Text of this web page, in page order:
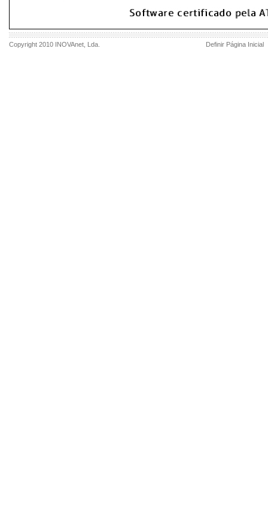
Copyright 2010 INOVAnet , Lda. Definir Página Inicial